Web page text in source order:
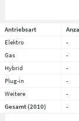
Antriebsart
Elektro
-
Gas
-
Hybrid
-
Plug-in
-
Weitere
-
Gesamt (2010)
-